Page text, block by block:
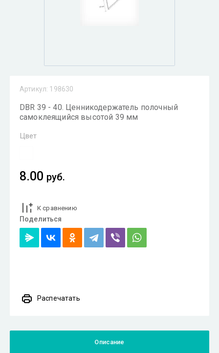
Артикул: 198630
DBR 39 - 40. Ценникодержатель полочный
самоклеящийся высотой 39 мм
Цвет
8.00 руб.
К сравнению
Поделиться
Распечатать
Описание